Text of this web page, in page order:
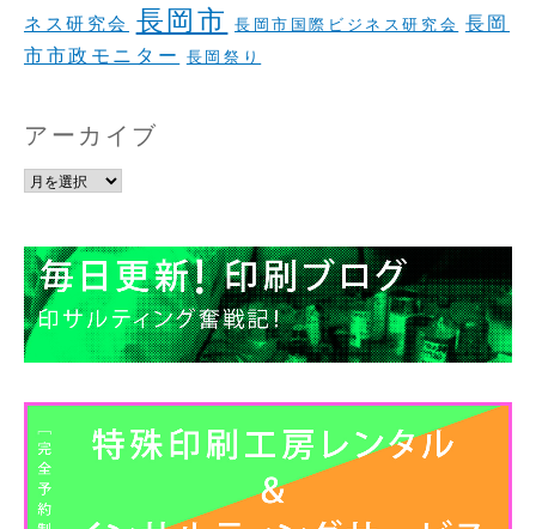
ネス研究会 長岡市 長岡市国際ビジネス研究会 長岡
市市政モニター 長岡祭り
アーカイブ
ア
カ
イ
ブ